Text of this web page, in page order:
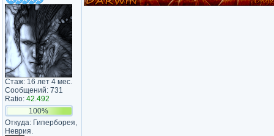
Стаж: 16 лет 4 мес.
Сообщений: 731
Ratio: 42.492
100%
Откуда: Гиперборея,
Неврия.